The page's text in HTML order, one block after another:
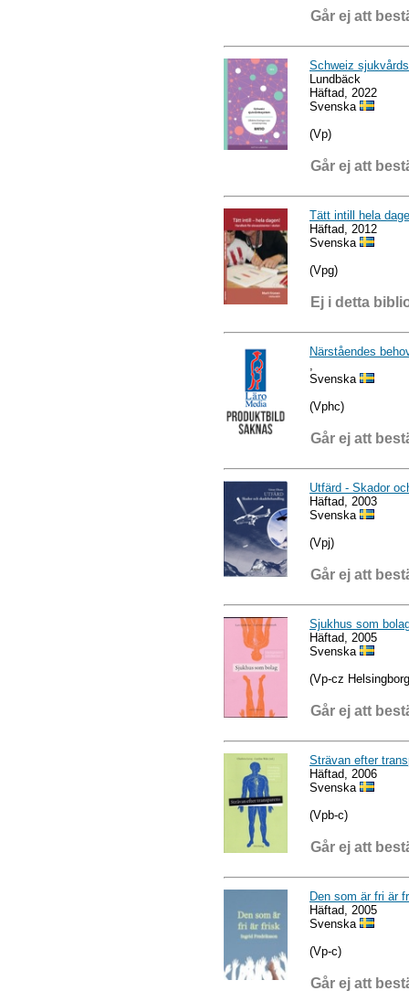
Går ej att
Schweiz
Lundbäck
Häftad, 2022
Svenska
(Vp)
Går ej att
Tätt intill hela
Häftad, 2012
Svenska
(Vpg)
Ej i detta
Närståendes
Svenska
(Vphc)
Går ej att
Utfärd - Skador
Häftad, 2003
Svenska
(Vpj)
Går ej att
Sjukhus som
Häftad, 2005
Svenska
(Vp-cz
Går ej att
Strävan efter
Häftad, 2006
Svenska
(Vpb-c)
Går ej att
Den som är fri är
Häftad, 2005
Svenska
(Vp-c)
Går ej att